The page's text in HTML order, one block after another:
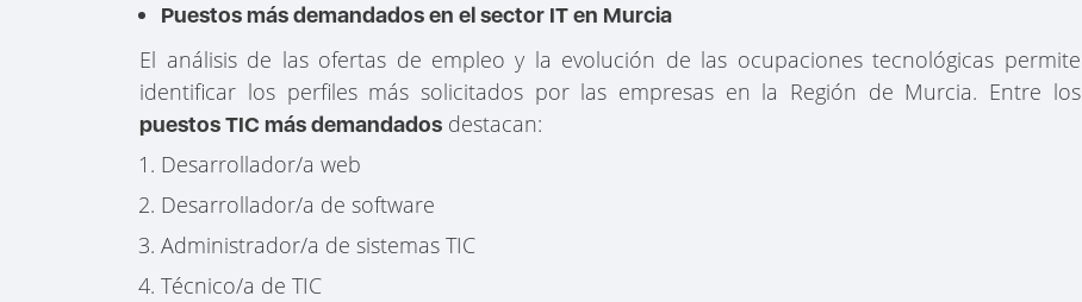
Puestos más demandados en el sector IT en Murcia
El análisis de las ofertas de empleo y la evolución de las ocupaciones tecnológicas permite
identificar los perfiles más solicitados por las empresas en la Región de Murcia. Entre los
puestos TIC más demandados destacan:
Desarrollador/a web
Desarrollador/a de software
Administrador/a de sistemas TIC
Técnico/a de TIC